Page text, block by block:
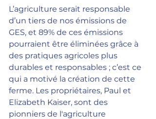
L’agriculture serait responsable
d’un tiers de nos émissions de
GES, et 89% de ces émissions
pourraient être éliminées grâce à
des pratiques agricoles plus
durables et responsables ; c’est ce
qui a motivé la création de cette
ferme. Les propriétaires, Paul et
Elizabeth Kaiser, sont des
pionniers de l'agriculture